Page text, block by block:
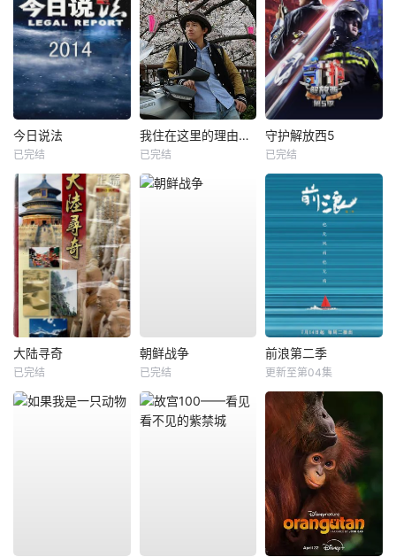
今日说法
已完结
我住在这里的理由第一季
已完结
守护解放西5
已完结
大陆寻奇
已完结
朝鲜战争
已完结
前浪第二季
更新至第04集